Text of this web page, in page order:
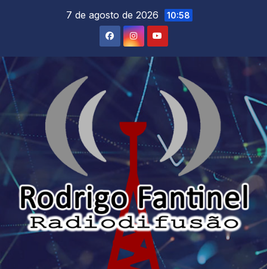
7 de agosto de 2026 10:58